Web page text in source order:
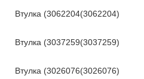
Втулка (3062204(3062204)
Втулка (3037259(3037259)
Втулка (3026076(3026076)